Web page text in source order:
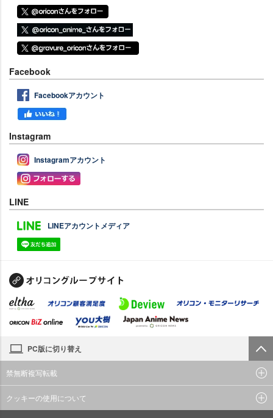
Facebook
Facebookアカウント
Instagram
Instagramアカウント
LINE
LINEアカウントメディア
PC版に切り替え
禁無断複写転載
クッキーの使用について